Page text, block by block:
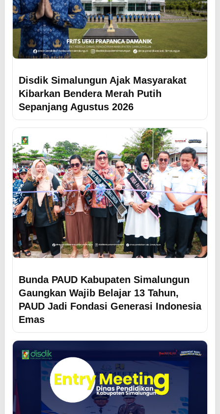
Disdik Simalungun Ajak Masyarakat
Kibarkan Bendera Merah Putih
Sepanjang Agustus 2026
Bunda PAUD Kabupaten Simalungun
Gaungkan Wajib Belajar 13 Tahun,
PAUD Jadi Fondasi Generasi Indonesia
Emas